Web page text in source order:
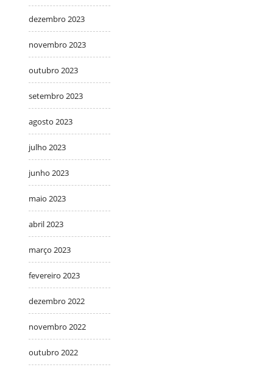
dezembro 2023
novembro 2023
outubro 2023
setembro 2023
agosto 2023
julho 2023
junho 2023
maio 2023
abril 2023
março 2023
fevereiro 2023
dezembro 2022
novembro 2022
outubro 2022